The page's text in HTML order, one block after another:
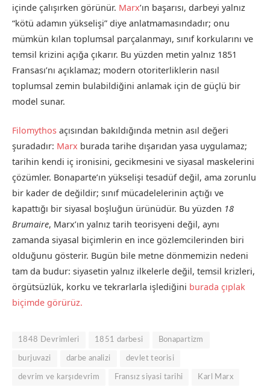
içinde çalışırken görünür. Marx’ın başarısı, darbeyi yalnız
“kötü adamın yükselişi” diye anlatmamasındadır; onu
mümkün kılan toplumsal parçalanmayı, sınıf korkularını ve
temsil krizini açığa çıkarır. Bu yüzden metin yalnız 1851
Fransası’nı açıklamaz; modern otoriterliklerin nasıl
toplumsal zemin bulabildiğini anlamak için de güçlü bir
model sunar.
Filomythos açısından bakıldığında metnin asıl değeri
şuradadır: Marx burada tarihe dışarıdan yasa uygulamaz;
tarihin kendi iç ironisini, gecikmesini ve siyasal maskelerini
çözümler. Bonaparte’ın yükselişi tesadüf değil, ama zorunlu
bir kader de değildir; sınıf mücadelelerinin açtığı ve
kapattığı bir siyasal boşluğun ürünüdür. Bu yüzden 18
Brumaire, Marx’ın yalnız tarih teorisyeni değil, aynı
zamanda siyasal biçimlerin en ince gözlemcilerinden biri
olduğunu gösterir. Bugün bile metne dönmemizin nedeni
tam da budur: siyasetin yalnız ilkelerle değil, temsil krizleri,
örgütsüzlük, korku ve tekrarlarla işlediğini burada çıplak
biçimde görürüz.
1848 Devrimleri 1851 darbesi Bonapartizm
burjuvazi darbe analizi devlet teorisi
devrim ve karşıdevrim Fransız siyasi tarihi Karl Marx